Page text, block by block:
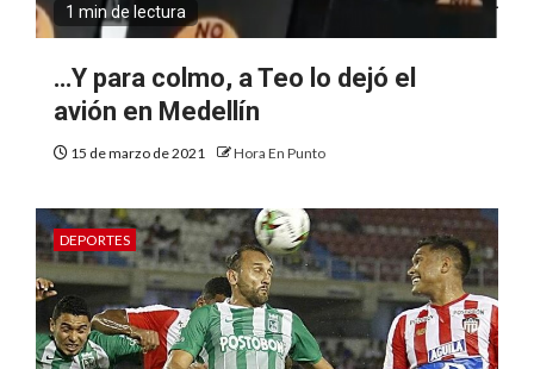
1 min de lectura
…Y para colmo, a Teo lo dejó el
avión en Medellín
15 de marzo de 2021 Hora En Punto
DEPORTES